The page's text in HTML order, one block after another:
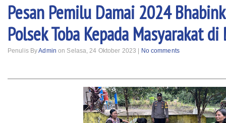
Pesan Pemilu Damai 2024
Polsek Toba Kepada Masyarakat
Penulis ByAdmin on Selasa, 24 Oktober 2023 | No comments